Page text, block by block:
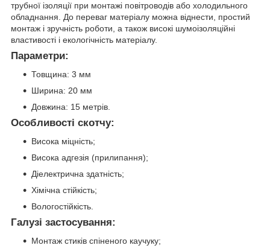
трубної ізоляції при монтажі повітроводів або холодильного
обладнання. До переваг матеріалу можна віднести, простий
монтаж і зручність роботи, а також високі шумоізоляційні
властивості і екологічність матеріалу.
Параметри:
Товщина: 3 мм
Ширина: 20 мм
Довжина: 15 метрів.
Особливості скотчу:
Висока міцність;
Висока адгезія (прилипання);
Діелектрична здатність;
Хімічна стійкість;
Вологостійкість.
Галузі застосування:
Монтаж стиків спіненого каучуку;